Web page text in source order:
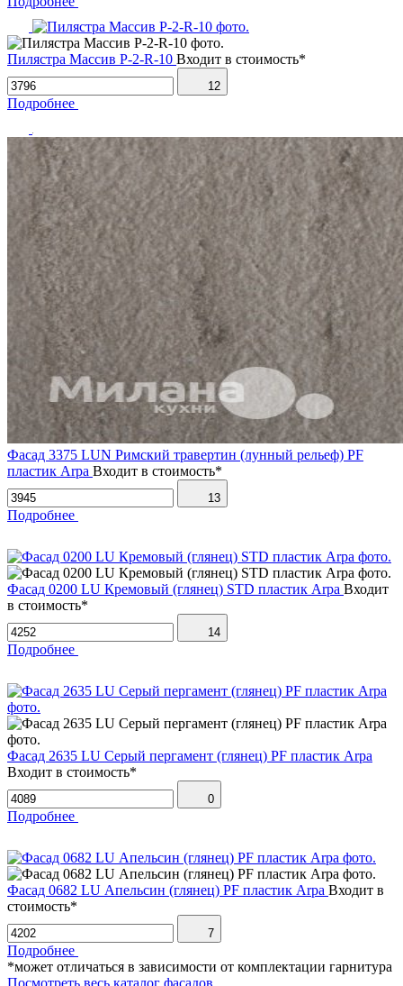
Пилястра Массив P-2-R-10 Входит в стоимость*
12
Подробнее
Фасад 3375 LUN Римский травертин (лунный рельеф) PF
пластик Arpa Входит в стоимость*
13
Подробнее
Фасад 0200 LU Кремовый (глянец) STD пластик Arpa Входит
в стоимость*
14
Подробнее
Фасад 2635 LU Серый пергамент (глянец) PF пластик Arpa
Входит в стоимость*
0
Подробнее
Фасад 0682 LU Апельсин (глянец) PF пластик Arpa Входит в
стоимость*
7
Подробнее
*может отличаться в зависимости от комплектации гарнитура
Посмотреть весь каталог фасадов